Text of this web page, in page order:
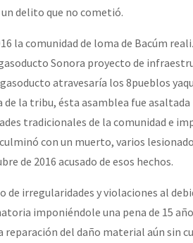
Virá” se publica no Estado Espanhol
o mundo saiba! Nossas lutas pela
el CNI: 30 años de Resistencia y
delito que no cometió.
la comunidad de loma de Bacúm
Sonora proyecto de
gasoducto atravesaría los 8pueblos
de la tribu, ésta asamblea fue
tradicionales de la comunidad e
con un muerto, varios
de 2016 acusado de esos hechos.
de irregularidades y violaciones al
imponiéndole una pena de 15
reparación del daño material aún sin